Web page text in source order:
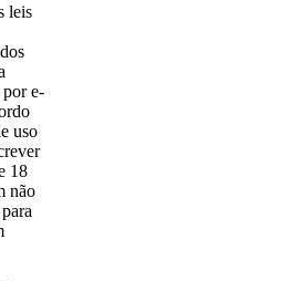
leis
e-
uso
18
não